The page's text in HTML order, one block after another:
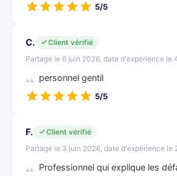
5/5
C.
Client vérifié
Partagé le 6 juin 2026, date d'expérience le
personnel gentil
5/5
F.
Client vérifié
Partagé le 3 juin 2026, date d'expérience le
Professionnel qui explique les